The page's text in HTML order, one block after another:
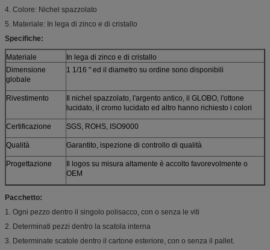
4. Colore: Nichel spazzolato
5. Materiale: In lega di zinco e di cristallo
Specifiche:
Materiale
In lega di zinco e di cristallo
Dimensione
globale
1 1/16 " ed il diametro su ordine sono disponibili
Rivestimento
Il nichel spazzolato, l'argento antico, il GLOBO, l'ottone
lucidato, il cromo lucidato ed altro hanno richiesto i colori
Certificazione SGS, ROHS, ISO9000
Qualità Garantito, ispezione di controllo di qualità
Progettazione
Il logos su misura altamente è accolto favorevolmente o
OEM
Pacchetto:
1. Ogni pezzo dentro il singolo polisacco, con o senza le viti
2. Determinati pezzi dentro la scatola interna
3. Determinate scatole dentro il cartone esteriore, con o senza il pallet.